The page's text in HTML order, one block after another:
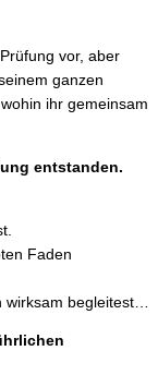
vor, aber
ganzen
ihr gemeinsam
entstanden.
Faden
begleitest…